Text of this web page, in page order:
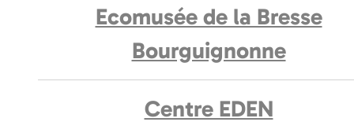
Ecomusée de la Bresse
Bourguignonne
Centre EDEN